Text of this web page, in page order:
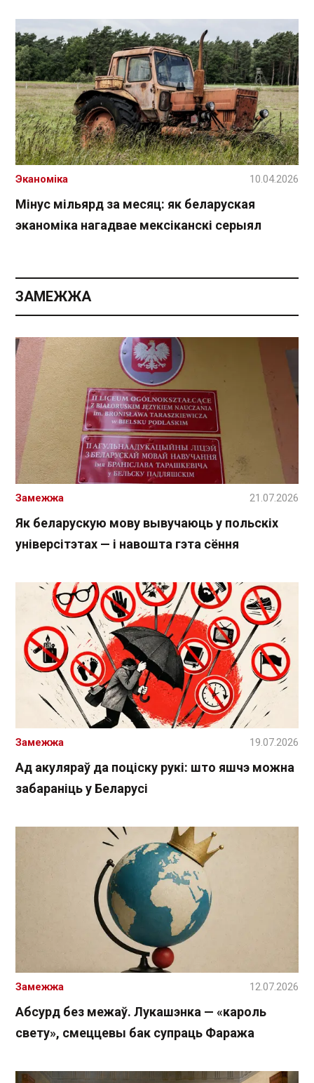
Мінус мільярд за месяц: як беларуская
эканоміка нагадвае мексіканскі серыял
Эканоміка 10.04.2026
ЗАМЕЖЖА
Як беларускую мову вывучаюць у польскіх
універсітэтах — і навошта гэта сёння
Замежжа 21.07.2026
Ад акуляраў да поціску рукі: што яшчэ можна
забараніць у Беларусі
Замежжа 19.07.2026
Абсурд без межаў. Лукашэнка — «кароль
свету», смеццевы бак супраць Фаража
Замежжа 12.07.2026